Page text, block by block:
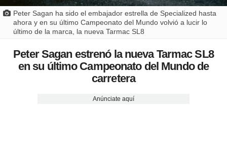
Peter Sagan ha sido el embajador estrella de Specialized hasta
ahora y en su último Campeonato del Mundo volvió a lucir lo
último de la marca, la nueva Tarmac SL8
Peter Sagan estrenó la nueva Tarmac SL8
en su último Campeonato del Mundo de
carretera
Anúnciate aquí